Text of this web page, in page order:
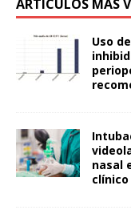
ARTÍCULOS MÁS
Uso
nasal
clínico